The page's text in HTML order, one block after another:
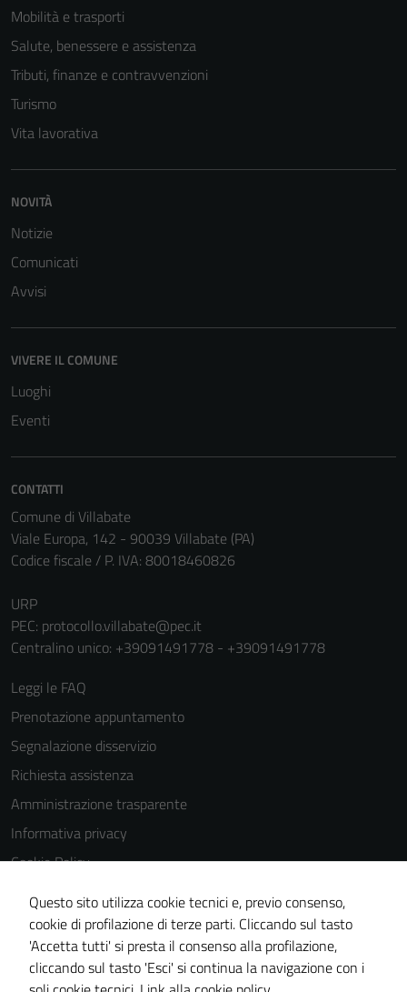
Mobilità e trasporti
Salute, benessere e assistenza
Tributi, finanze e contravvenzioni
Turismo
Vita lavorativa
NOVITÀ
Notizie
Comunicati
Avvisi
VIVERE IL COMUNE
Luoghi
Eventi
CONTATTI
Comune di Villabate
Viale Europa, 142 - 90039 Villabate (PA)
Codice fiscale / P. IVA: 80018460826
URP
PEC: protocollo.villabate@pec.it
Centralino unico: +39091491778 - +39091491778
Leggi le FAQ
Prenotazione appuntamento
Segnalazione disservizio
Richiesta assistenza
Amministrazione trasparente
Informativa privacy
Cookie Policy
Note legali
Dichiarazione di accessibilità
Obiettivi di accessibilità
Piano di miglioramento del sito
Questo sito utilizza cookie tecnici e, previo consenso,
cookie di profilazione di terze parti. Cliccando sul tasto
'Accetta tutti' si presta il consenso alla profilazione,
cliccando sul tasto 'Esci' si continua la navigazione con i
essere
Questi cookie
non raccolgono
informazioni
personali.